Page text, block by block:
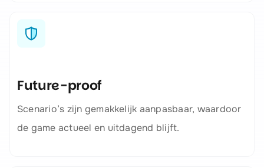
Future-proof
Scenario’s zijn gemakkelijk aanpasbaar, waardoor
de game actueel en uitdagend blijft.